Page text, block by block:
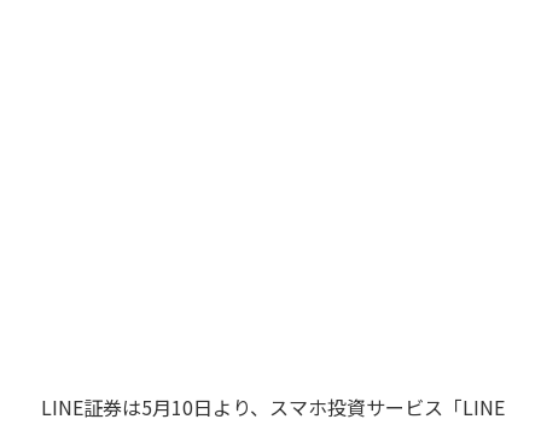
LINE証券は5月10日より、スマホ投資サービス「LINE